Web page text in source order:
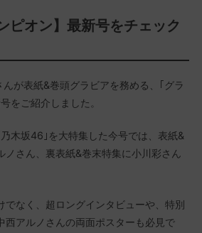
ピオン】最新号をチェック
が表紙&巻頭グラビアを務める、｢グラ
をご紹介しました。
木坂46｣を大特集した今号では、表紙&
ノさん、裏表紙&巻末特集に小川彩さん
でなく、超ロングインタビューや、特別
西アルノさんの両面ポスターも必見で